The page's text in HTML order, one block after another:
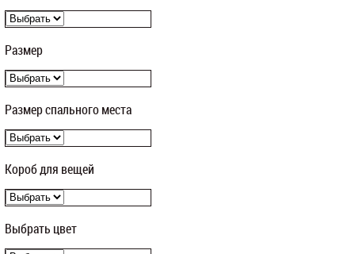
Размер
Размер спального места
Короб для вещей
Выбрать цвет